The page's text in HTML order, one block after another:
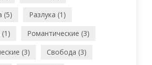
(5)
Разлука (1)
(1)
Романтические (3)
(3)
Свобода (3)